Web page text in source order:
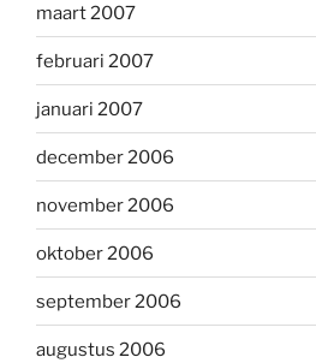
maart 2007
februari 2007
januari 2007
december 2006
november 2006
oktober 2006
september 2006
augustus 2006